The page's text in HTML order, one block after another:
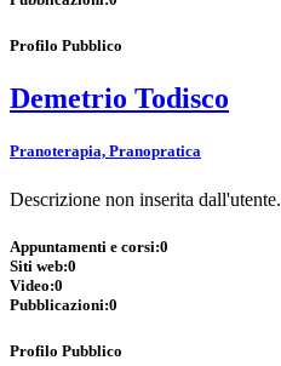
Profilo Pubblico
Demetrio Todisco
Pranoterapia, Pranopratica
Descrizione non inserita dall'utente.
Appuntamenti e corsi:0
Siti web:0
Video:0
Pubblicazioni:0
Profilo Pubblico